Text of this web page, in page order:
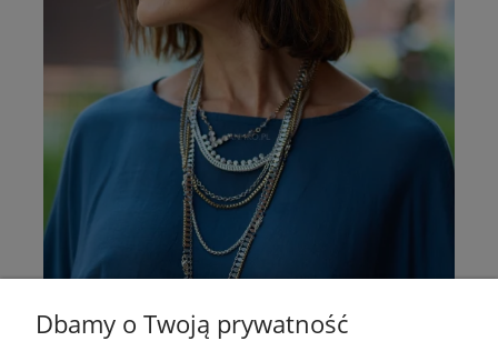
Dbamy o Twoją prywatność